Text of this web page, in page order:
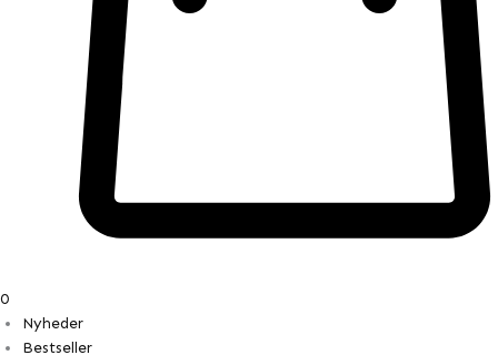
0
Nyheder
Bestseller